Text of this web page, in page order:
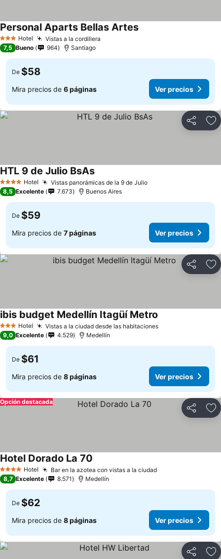
3 Estrellas
Hotel Vistas a la cordillera
Personal Aparts Bellas Artes
7,5 Bueno 964 Santiago
De $58
Mira precios de 6 páginas Ver precios
Compartir
4 EstrellasHotel Vistas panorámicas de la 9 de Julio
HTL 9 de Julio BsAs
8,5 Excelente 7.673 Buenos Aires
De $59
Mira precios de 7 páginas Ver precios
Compartir
3 Estrellas
Hotel Vistas a la ciudad desde las habitaciones
ibis budget Medellín Itagüí Metro
9,0 Excelente 4.529 Medellín
De $61
Mira precios de 8 páginas Ver precios
Compartir
Opción destacada
4 EstrellasHotel Bar en la azotea con vistas a la ciudad
Hotel Dorado La 70
8,7 Excelente 8.571 Medellín
De $62
Mira precios de 8 páginas Ver precios
Compartir